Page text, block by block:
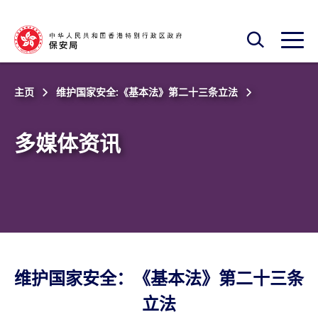
开启搜寻框
开启
主页 维护国家安全:《基本法》第二十三条立法
多媒体资讯
维护国家安全：《基本法》第二十三条
立法